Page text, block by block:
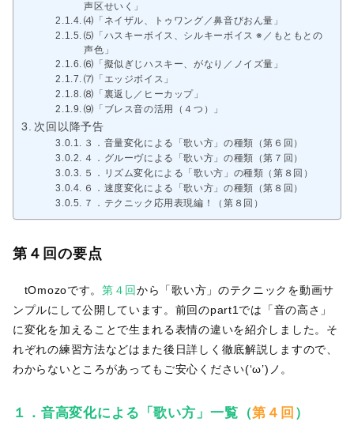
声区せいく」
⑷「ネイザル、トゥワング／鼻音びおん量」
⑸「ハスキーボイス、シルキーボイス ※／もともとの
声色」
⑹「擬似ぎじハスキー、がなり／ノイズ量」
⑺「エッジボイス」
⑻「裏返し／ヒーカップ」
⑼「ブレス音の活用（４つ）」
次回以降予告
３．音量変化による「歌い方」の種類（第６回）
４．グルーヴによる「歌い方」の種類（第７回）
５．リズム変化による「歌い方」の種類（第８回）
６．速度変化による「歌い方」の種類（第８回）
７．テクニック応用表現編！（第８回）
第４回の要点
tOmozoです。 第４回から「歌い方」のテクニックを動画サ
ンプルにして公開しています。前回のpart1では「音の高さ」
に変化を加えることで生まれる表情の違いを紹介しました。そ
れぞれの練習方法などはまた後日詳しく徹底解説しますので、
わからないところがあってもご安心ください(‘ω’)ノ。
１ ． 音高変化による「歌い方」一覧（第４回 ）